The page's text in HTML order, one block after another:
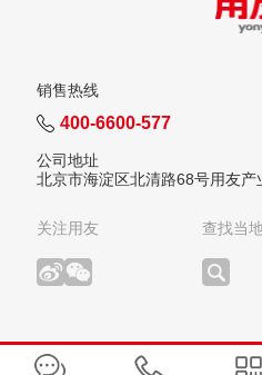
销售热线
400-6600-577
公司地址
北京市海淀区北清路68号用友产
关注用友 查找当
版权所有：用友网络